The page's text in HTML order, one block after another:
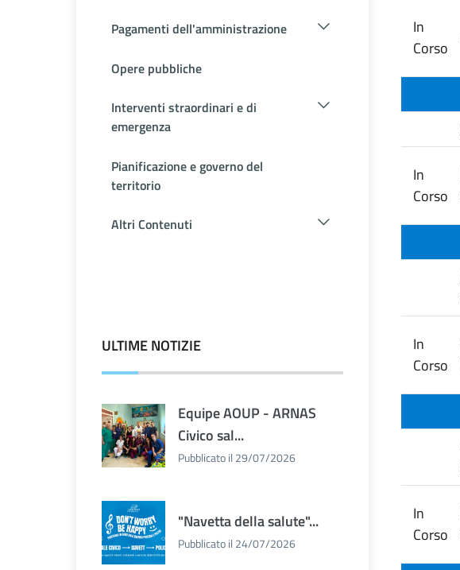
Pagamenti dell'amministrazione
Opere pubbliche
Interventi straordinari e di
emergenza
Pianificazione e governo del
territorio
Altri Contenuti
ULTIME NOTIZIE
Equipe AOUP - ARNAS
Civico sal...
Pubblicato il 29/07/2026
"Navetta della salute"...
Pubblicato il 24/07/2026
In
Corso
In
Corso
In
Corso
In
Corso